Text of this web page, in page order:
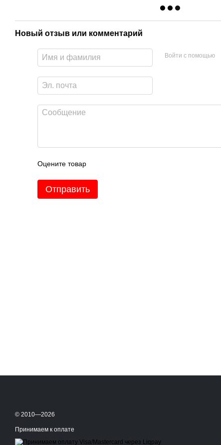
Новый отзыв или комментарий
Войти с помощью
Оцените товар
Отправить
© 2010—2026
Принимаем к оплате